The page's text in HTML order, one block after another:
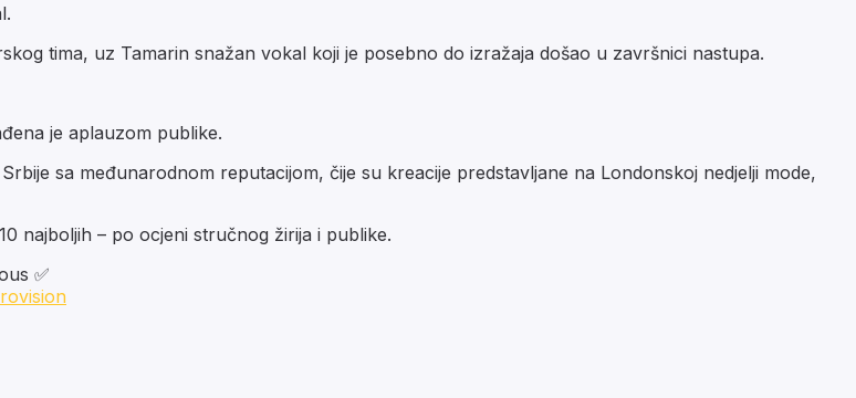
tima, uz Tamarin snažan vokal koji je posebno do izražaja došao u završnici nastupa.
je aplauzom publike.
sa međunarodnom reputacijom, čije su kreacije predstavljane na Londonskoj nedjelji mode,
najboljih – po ocjeni stručnog žirija i publike.
✅